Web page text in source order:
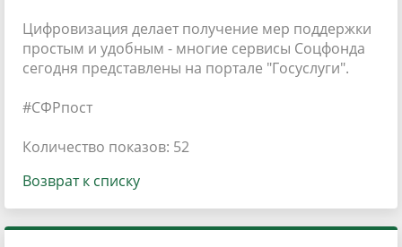
Цифровизация делает получение мер поддержки
простым и удобным - многие сервисы Соцфонда
сегодня представлены на портале "Госуслуги".
#СФРпост
Количество показов: 52
Возврат к списку